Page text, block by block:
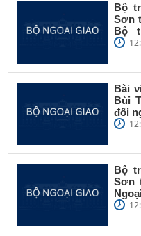
Bộ
Sơn
Bộ
Bài
Bùi
đối
Bộ
Sơn